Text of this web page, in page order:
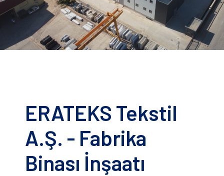
ERATEKS Tekstil
A.Ş. - Fabrika
Binası İnşaatı